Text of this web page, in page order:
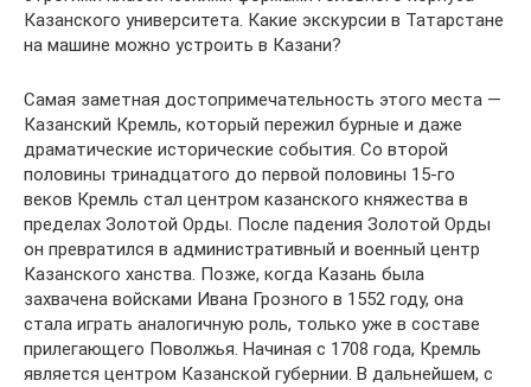
Казанского университета. Какие экскурсии в Татарстане
на машине можно устроить в Казани?
Самая заметная достопримечательность этого места —
Казанский Кремль, который пережил бурные и даже
драматические исторические события. Со второй
половины тринадцатого до первой половины 15-го
веков Кремль стал центром казанского княжества в
пределах Золотой Орды. После падения Золотой Орды
он превратился в административный и военный центр
Казанского ханства. Позже, когда Казань была
захвачена войсками Ивана Грозного в 1552 году, она
стала играть аналогичную роль, только уже в составе
прилегающего Поволжья. Начиная с 1708 года, Кремль
является центром Казанской губернии. В дальнейшем, с